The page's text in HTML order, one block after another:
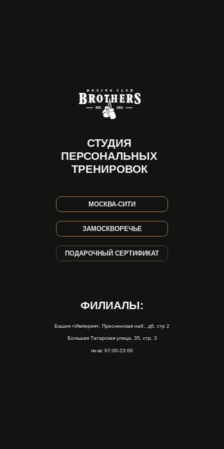
СТУДИЯ
ПЕРСОНАЛЬНЫХ
ТРЕНИРОВОК
МОСКВА-СИТИ
ЗАМОСКВОРЕЧЬЕ
ПОДАРОЧНЫЙ СЕРТИФИКАТ
Башня «Империя», Пресненская наб., д6, стр 2
ФИЛИАЛЫ:
пн-вс 07:00-23:00
Большая Татарская улица, 35, стр. 3